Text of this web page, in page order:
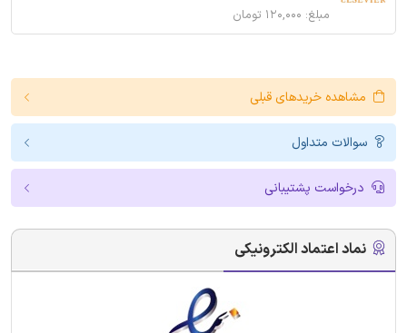
مبلغ: ۱۲۰,۰۰۰ تومان
مشاهده خریدهای قبلی
سوالات متداول
درخواست پشتیبانی
نماد اعتماد الکترونیکی